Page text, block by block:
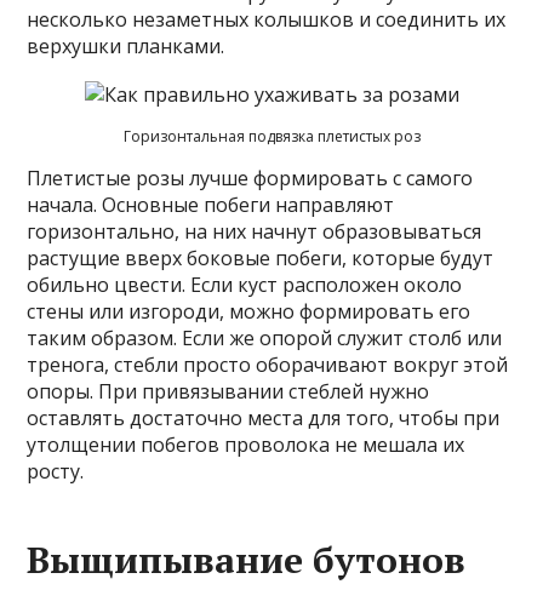
несколько незаметных колышков и соединить их
верхушки планками.
Горизонтальная подвязка плетистых роз
Плетистые розы лучше формировать с самого
начала. Основные побеги направляют
горизонтально, на них начнут образовываться
растущие вверх боковые побеги, которые будут
обильно цвести. Если куст расположен около
стены или изгороди, можно формировать его
таким образом. Если же опорой служит столб или
тренога, стебли просто оборачивают вокруг этой
опоры. При привязывании стеблей нужно
оставлять достаточно места для того, чтобы при
утолщении побегов проволока не мешала их
росту.
Выщипывание бутонов